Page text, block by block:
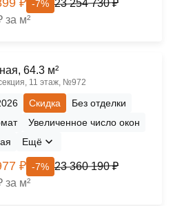
₽ -7% 23 254 730 ₽
за м²
64.3 м²
11 этаж, №972
Скидка
Без отделки
Увеличенное число окон
Ещё
₽ -7% 23 360 190 ₽
за м²